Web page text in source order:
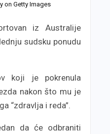
on Getty Images
iz Australije
sudsku ponudu
koji je pokrenula
nakon što mu je
“zdravlja i reda”.
da će odbraniti